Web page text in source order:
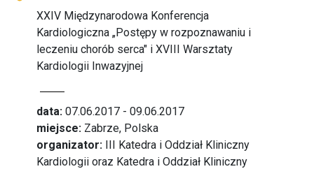
XXIV Międzynarodowa Konferencja
Kardiologiczna „Postępy w rozpoznawaniu i
leczeniu chorób serca" i XVIII Warsztaty
Kardiologii Inwazyjnej
data: 07.06.2017 - 09.06.2017
miejsce: Zabrze, Polska
organizator: III Katedra i Oddział Kliniczny
Kardiologii oraz Katedra i Oddział Kliniczny